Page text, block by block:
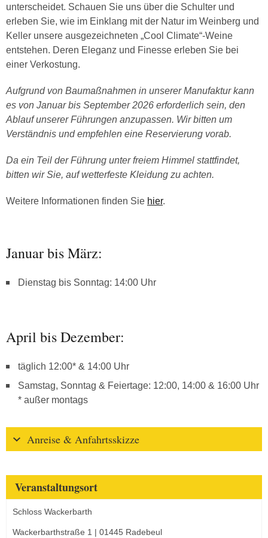
unterscheidet. Schauen Sie uns über die Schulter und
erleben Sie, wie im Einklang mit der Natur im Weinberg und
Keller unsere ausgezeichneten „Cool Climate“-Weine
entstehen. Deren Eleganz und Finesse erleben Sie bei
einer Verkostung.
Aufgrund von Baumaßnahmen in unserer Manufaktur kann
es von Januar bis September 2026 erforderlich sein, den
Ablauf unserer Führungen anzupassen. Wir bitten um
Verständnis und empfehlen eine Reservierung vorab.
Da ein Teil der Führung unter freiem Himmel stattfindet,
bitten wir Sie, auf wetterfeste Kleidung zu achten.
Weitere Informationen finden Sie hier.
Januar bis März:
Dienstag bis Sonntag: 14:00 Uhr
April bis Dezember:
täglich 12:00* & 14:00 Uhr
Samstag, Sonntag & Feiertage: 12:00, 14:00 & 16:00 Uhr
* außer montags
Anreise & Anfahrtsskizze
Veranstaltungsort
Schloss Wackerbarth
Wackerbarthstraße 1 | 01445 Radebeul